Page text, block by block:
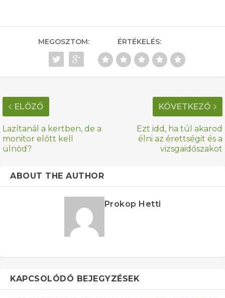
MEGOSZTOM: ÉRTÉKELÉS:
ELŐZŐ
Lazítanál a kertben, de a
monitor előtt kell
ülnöd?
KÖVETKEZŐ
Ezt idd, ha túl akarod
élni az érettségit és a
vizsgaidőszakot
ABOUT THE AUTHOR
Prokop Hetti
KAPCSOLÓDÓ BEJEGYZÉSEK